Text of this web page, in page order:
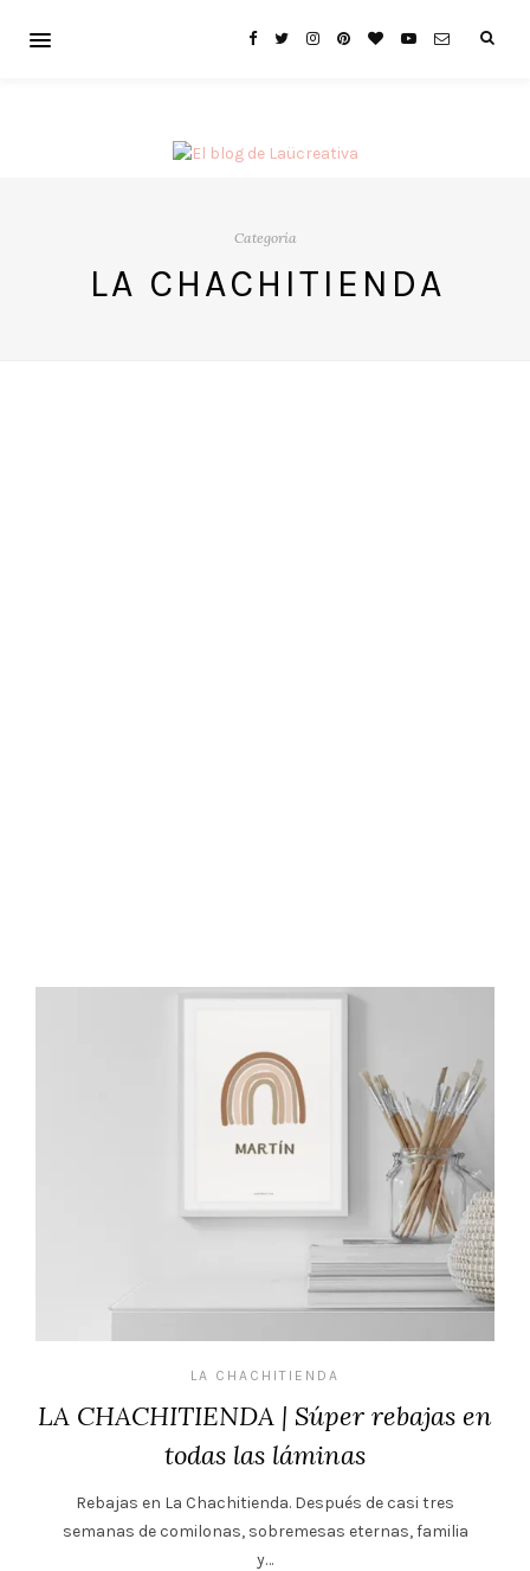
Categoría
LA CHACHITIENDA
LA CHACHITIENDA
LA CHACHITIENDA | Súper rebajas en
todas las láminas
Rebajas en La Chachitienda. Después de casi tres
semanas de comilonas, sobremesas eternas, familia
y…